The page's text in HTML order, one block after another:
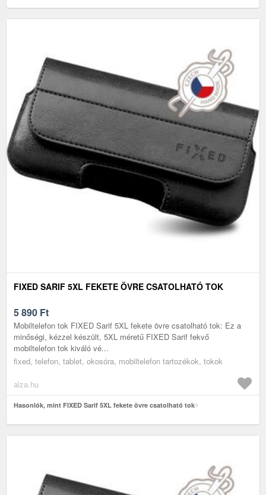
FIXED SARIF 5XL FEKETE ÖVRE CSATOLHATÓ TOK
5 890 Ft
Mobiltelefon tok FIXED Sarif 5XL fekete övre csatolható tok: Ez a
minőségi, kézzel készült, 5XL méretű FIXED Sarif fekvő
mobiltelefon tok kiváló vé...
fixed, telefon, tablet, okosóra, mobiltelefon tartozékok, tokok
alza.hu
Hasonlók, mint FIXED Sarif 5XL fekete övre csatolható tok